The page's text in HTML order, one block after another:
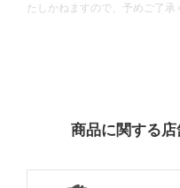
たしかねますので、予めご了承
商品に関する